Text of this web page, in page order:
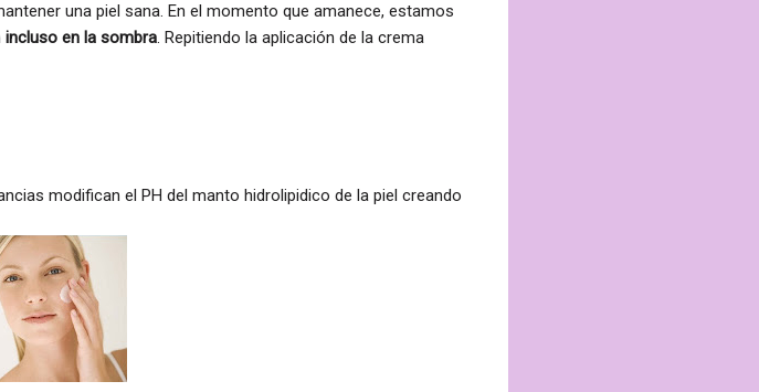
una piel sana. En el momento que amanece, estamos
incluso en la sombra. Repitiendo la aplicación de la crema
modifican el PH del manto hidrolipidico de la piel creando